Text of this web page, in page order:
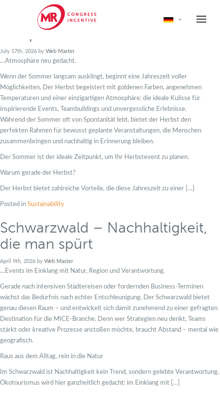
Der Herbst als neue Event-
Perspektive
July 17th, 2026 by Web Master
…Atmosphäre neu gedacht.
Wenn der Sommer langsam ausklingt, beginnt eine Jahreszeit voller
Möglichkeiten. Der Herbst begeistert mit goldenen Farben, angenehmen
Temperaturen und einer einzigartigen Atmosphäre: die ideale Kulisse für
inspirierende Events, Teambuildings und unvergessliche Erlebnisse.
Während der Sommer oft von Spontanität lebt, bietet der Herbst den
perfekten Rahmen für bewusst geplante Veranstaltungen, die Menschen
zusammenbringen und nachhaltig in Erinnerung bleiben.
Der Sommer ist der ideale Zeitpunkt, um Ihr Herbstevent zu planen.
Warum gerade der Herbst?
Der Herbst bietet zahlreiche Vorteile, die diese Jahreszeit zu einer […]
Posted in Sustainability
Schwarzwald – Nachhaltigkeit,
die man spürt
April 9th, 2026 by Web Master
…Events im Einklang mit Natur, Region und Verantwortung.
Gerade nach intensiven Städtereisen oder fordernden Business-Terminen
wächst das Bedürfnis nach echter Entschleunigung. Der Schwarzwald bietet
genau diesen Raum – und entwickelt sich damit zunehmend zu einer gefragten
Destination für die MICE-Branche. Denn wer Strategien neu denkt, Teams
stärkt oder kreative Prozesse anstoßen möchte, braucht Abstand – mental wie
geografisch.
Raus aus dem Alltag, rein in die Natur
Im Schwarzwald ist Nachhaltigkeit kein Trend, sondern gelebte Verantwortung.
Ökotourismus wird hier ganzheitlich gedacht: im Einklang mit […]